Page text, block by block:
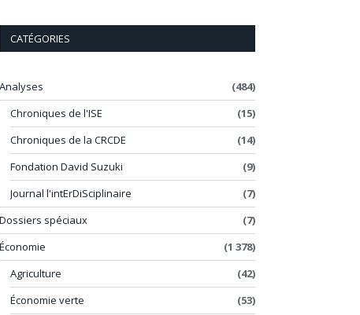
CATÉGORIES
Analyses
(484)
Chroniques de l'ISE
(15)
Chroniques de la CRCDE
(14)
Fondation David Suzuki
(9)
Journal l'intErDiSciplinaire
(7)
Dossiers spéciaux
(7)
Économie
(1 378)
Agriculture
(42)
Économie verte
(53)